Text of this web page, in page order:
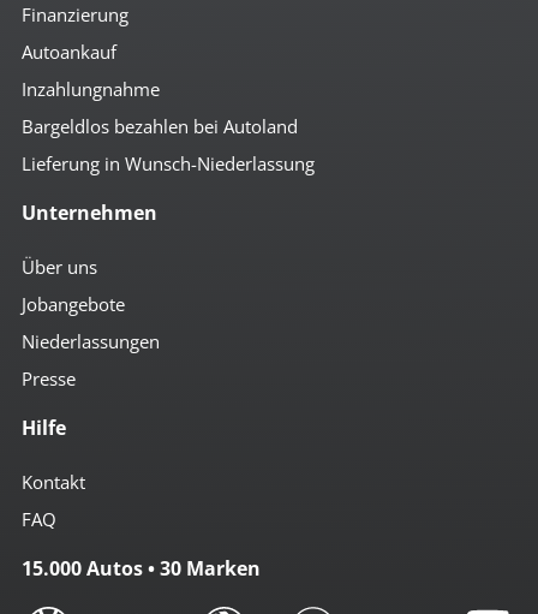
Finanzierung
Autoankauf
Inzahlungnahme
Bargeldlos bezahlen bei Autoland
Lieferung in Wunsch-Niederlassung
Unternehmen
Über uns
Jobangebote
Niederlassungen
Presse
Hilfe
Kontakt
FAQ
15.000 Autos • 30 Marken